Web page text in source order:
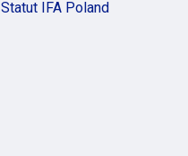
Statut IFA Poland